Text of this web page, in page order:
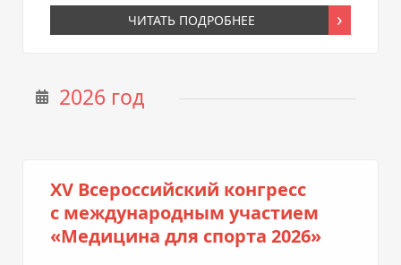
ЧИТАТЬ ПОДРОБНЕЕ
2026 год
XV Всероссийский конгресс
с международным участием
«Медицина для спорта 2026»